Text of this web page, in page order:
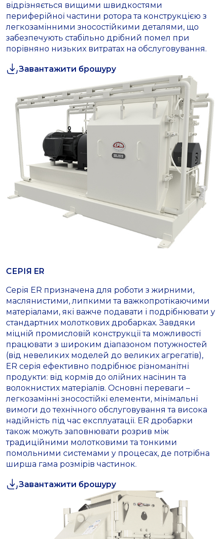
відрізняється вищими швидкостями
периферійної частини ротора та конструкцією з
легкозамінними зносостійкими деталями, що
забезпечують стабільно дрібний помел при
порівняно низьких витратах на обслуговування.
Завантажити брошуру
СЕРІЯ ER
Серія ER призначена для роботи з жирними,
маслянистими, липкими та важкопротікаючими
матеріалами, які важче подавати і подрібнювати у
стандартних молоткових дробарках. Завдяки
міцній промисловій конструкції та можливості
працювати з широким діапазоном потужностей
(від невеликих моделей до великих агрегатів),
ER серія ефективно подрібнює різноманітні
продукти: від кормів до олійних насінин та
волокнистих матеріалів. Основні переваги –
легкозамінні зносостійкі елементи, мінімальні
вимоги до технічного обслуговування та висока
надійність під час експлуатації. ER дробарки
також можуть заповнювати розрив між
традиційними молотковими та тонкими
помольними системами у процесах, де потрібна
ширша гама розмірів частинок.
Завантажити брошуру